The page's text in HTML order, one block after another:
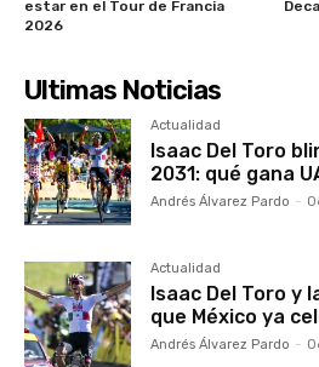
estar en el Tour de Francia
2026
Ultimas Noticias
Actualidad
Isaac Del Toro
2031: qué gana
Andrés Álvarez Pardo -
Actualidad
Isaac Del Toro y
que México ya
Andrés Álvarez Pardo -